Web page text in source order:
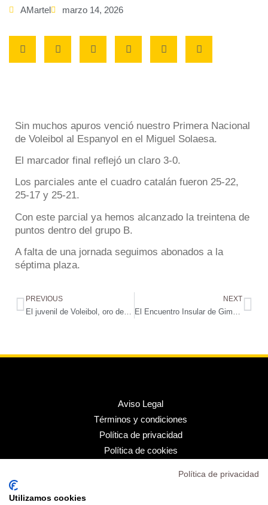
AMartel marzo 14, 2026
Sin muchos apuros venció nuestro Primera Nacional
de Voleibol al Espanyol en el Miguel Solaesa.
El marcador final reflejó un claro 3-0.
Los parciales ante el cuadro catalán fueron 25-22,
25-17 y 25-21.
Con este parcial ya hemos alcanzado la treintena de
puntos dentro del grupo B.
A falta de una jornada seguimos abonados a la
séptima plaza.
PREVIOUS
El juvenil de Voleibol, oro de Gran Canaria y con billete para el Campeonato de Canarias del 27 al 29 de marzo
NEXT
El Encuentro Insular de Gimnasia Rítmica desarrollado en el Miguel Solaesa, un éxito
Aviso Legal
Términos y condiciones
Política de privacidad
Política de cookies
Política de privacidad
Utilizamos cookies